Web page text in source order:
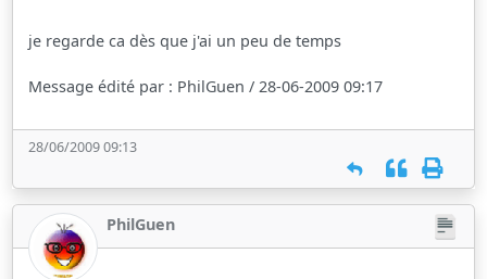
je regarde ca dès que j'ai un peu de temps
Message édité par : PhilGuen / 28-06-2009 09:17
28/06/2009 09:13
PhilGuen